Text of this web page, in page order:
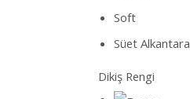
Soft
Süet Alkantara
Dikiş Rengi